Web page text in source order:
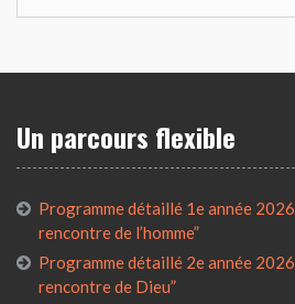
Un parcours flexible
Programme détaillé 1e année
rencontre de l’homme”
Programme détaillé 2e année
rencontre de Dieu”